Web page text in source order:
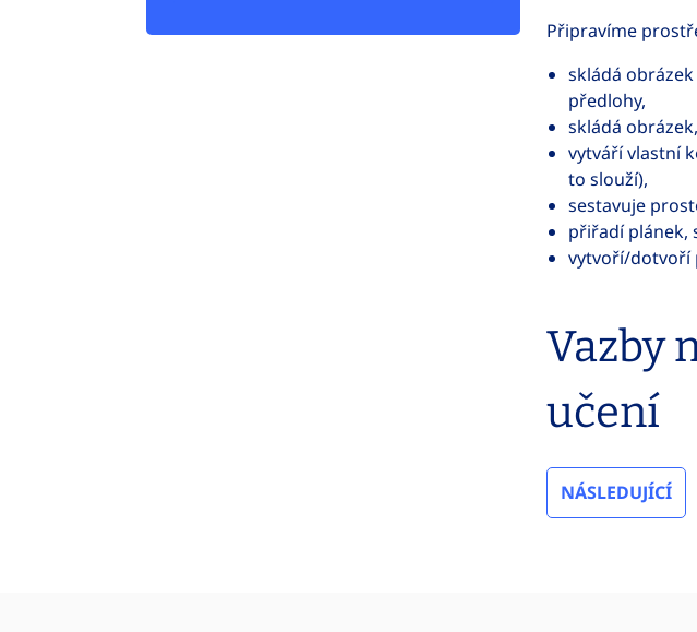
Připravíme
skládá
předlohy,
skládá
vytváří vlastní
to slouží),
sestavuje
přiřadí plánek,
vytvoří/dotvoří
Vazby
učení
NÁSLEDUJÍCÍ